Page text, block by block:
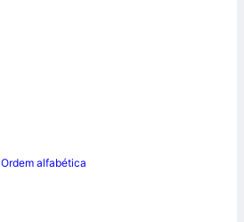
Ordem alfabética